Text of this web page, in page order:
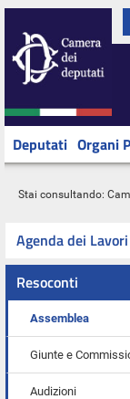
Deputati Organi
Stai consultando:
Agenda dei Lavori
Resoconti
Assemblea
Giunte e
Audizioni